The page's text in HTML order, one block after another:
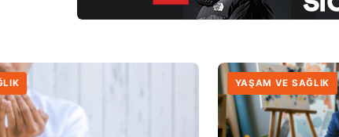
YAŞAM VE SAĞLIK